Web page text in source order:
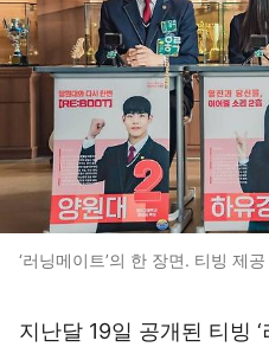
‘러닝메이트’의 한 장면. 티빙 제공
지난달 19일 공개된 티빙